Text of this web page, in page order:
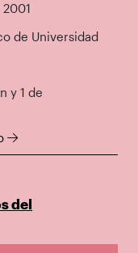
de Universidad
y 1 de
del